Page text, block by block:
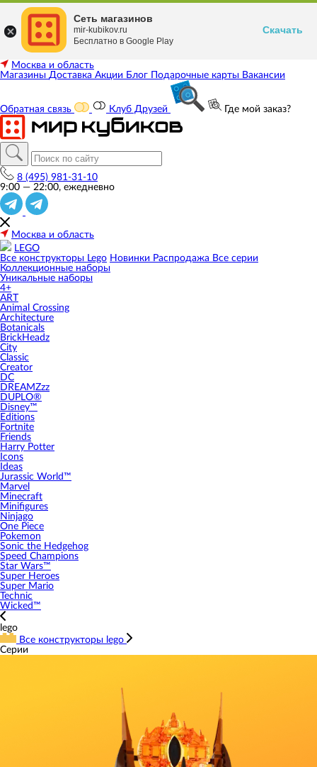
Москва и область
Магазины Доставка Акции Блог Подарочные карты Вакансии
Обратная связь Клуб Друзей Где мой заказ?
8 (495) 981-31-10
9:00 — 22:00, ежедневно
Москва и область
LEGO
Все конструкторы Lego Новинки Распродажа Все серии
Коллекционные наборы
Уникальные наборы
4+
ART
Animal Crossing
Architecture
Botanicals
BrickHeadz
City
Classic
Creator
DC
DREAMZzz
DUPLO®
Disney™
Editions
Fortnite
Friends
Harry Potter
Icons
Ideas
Jurassic World™
Marvel
Minecraft
Minifigures
Ninjago
One Piece
Pokemon
Sonic the Hedgehog
Speed Champions
Star Wars™
Super Heroes
Super Mario
Technic
Wicked™
lego
Все конструкторы lego
Серии
Сеть магазинов
mir-kubikov.ru
Бесплатно в Google Play
Скачать